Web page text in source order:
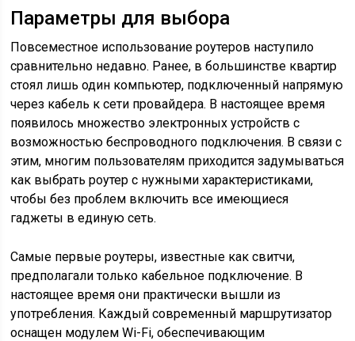
Параметры для выбора
Повсеместное использование роутеров наступило
сравнительно недавно. Ранее, в большинстве квартир
стоял лишь один компьютер, подключенный напрямую
через кабель к сети провайдера. В настоящее время
появилось множество электронных устройств с
возможностью беспроводного подключения. В связи с
этим, многим пользователям приходится задумываться
как выбрать роутер с нужными характеристиками,
чтобы без проблем включить все имеющиеся
гаджеты в единую сеть.
Самые первые роутеры, известные как свитчи,
предполагали только кабельное подключение. В
настоящее время они практически вышли из
употребления. Каждый современный маршрутизатор
оснащен модулем Wi-Fi, обеспечивающим